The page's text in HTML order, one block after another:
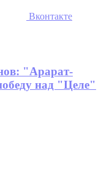
Вконтакте
"Арарат-
над "Целе"